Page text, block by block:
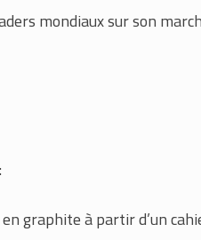
mondiaux sur son
graphite à partir d’un